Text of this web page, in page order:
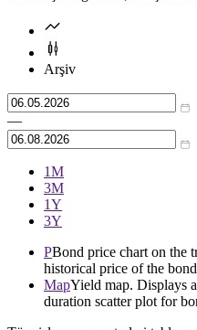
Arşiv
—
1М
3М
1Y
3Y
PBond price chart on the
historical price of the
MapYield map. Displays
duration scatter plot for